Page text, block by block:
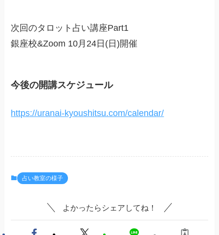
次回のタロット占い講座Part1
銀座校&Zoom 10月24日(日)開催
今後の開講スケジュール
https://uranai-kyoushitsu.com/calendar/
占い教室の様子
よかったらシェアしてね！